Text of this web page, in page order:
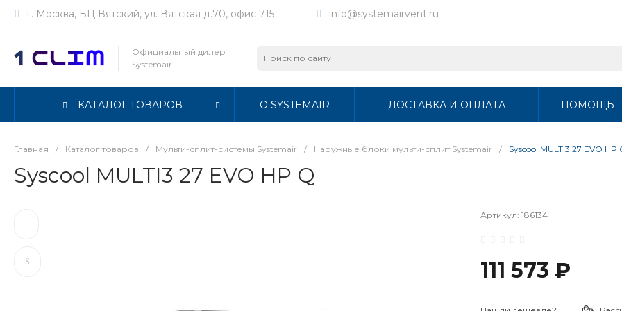
г. Москва, БЦ Вятский, ул. Вятская д.70, офис 715 info@systemairvent.ru
Официальный дилер
Systemair
КАТАЛОГ ТОВАРОВ О SYSTEMAIR ДОСТАВКА И ОПЛАТА ПОМОЩЬ
Главная / Каталог товаров / Мульти-сплит-системы Systemair / Наружные блоки мульти-сплит Systemair / Syscool MULTI3 27 EVO HP
Syscool MULTI3 27 EVO HP Q
Артикул: 186134
111 573 ₽